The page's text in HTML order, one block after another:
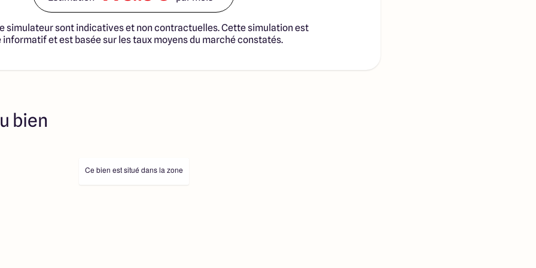
sont sélectionnées
fonciers selon disponibilités
en vue de construire une
de Construction de
professionnels dûment
collaborateurs ne sont
simulateur sont indicatives et non contractuelles. Cette simulation est
et est basée sur les taux moyens du marché constatés.
bien
Ce bien est situé dans la zone